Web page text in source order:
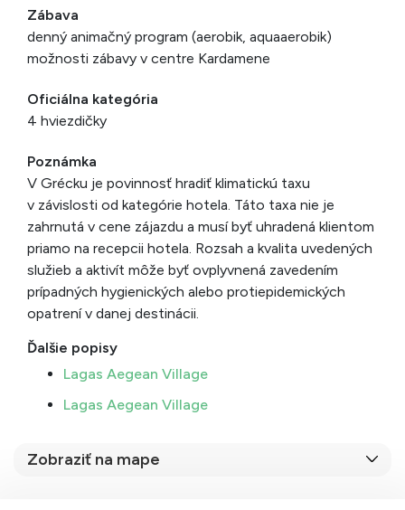
Zábava
denný animačný program (aerobik, aquaaerobik)
možnosti zábavy v centre Kardamene
Oficiálna kategória
4 hviezdičky
Poznámka
V Grécku je povinnosť hradiť klimatickú taxu
v závislosti od kategórie hotela. Táto taxa nie je
zahrnutá v cene zájazdu a musí byť uhradená klientom
priamo na recepcii hotela. Rozsah a kvalita uvedených
služieb a aktivít môže byť ovplyvnená zavedením
prípadných hygienických alebo protiepidemických
opatrení v danej destinácii.
Ďalšie popisy
Lagas Aegean Village
Lagas Aegean Village
Zobraziť na mape